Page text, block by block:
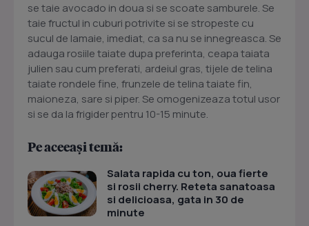
se taie avocado in doua si se scoate samburele. Se
taie fructul in cuburi potrivite si se stropeste cu
sucul de lamaie, imediat, ca sa nu se innegreasca. Se
adauga rosiile taiate dupa preferinta, ceapa taiata
julien sau cum preferati, ardeiul gras, tijele de telina
taiate rondele fine, frunzele de telina taiate fin,
maioneza, sare si piper. Se omogenizeaza totul usor
si se da la frigider pentru 10-15 minute.
Pe aceeași temă:
Salata rapida cu ton, oua fierte
si rosii cherry. Reteta sanatoasa
si delicioasa, gata in 30 de
minute